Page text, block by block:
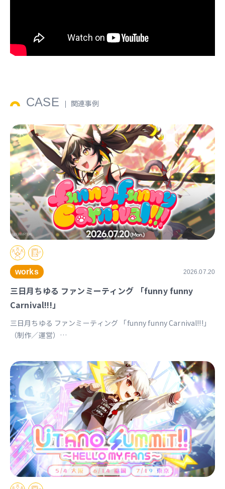
CASE 関連事例
works 2026.07.20
三日月ちゆる ファンミーティング 「funny funny
Carnival!!!」
三日月ちゆる ファンミーティング 「funny funny Carnival!!!」
（制作／運営）